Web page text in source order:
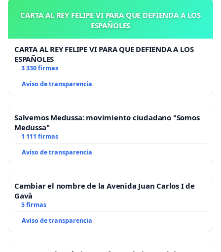
CARTA AL REY FELIPE VI PARA QUE DEFIENDA A LOS
ESPAÑOLES
CARTA AL REY FELIPE VI PARA QUE DEFIENDA A LOS
ESPAÑOLES
3 330 firmas
Aviso de transparencia
Salvemos Medussa: movimiento ciudadano "Somos
Medussa"
1 111 firmas
Aviso de transparencia
Cambiar el nombre de la Avenida Juan Carlos I de
Gavà
5 firmas
Aviso de transparencia